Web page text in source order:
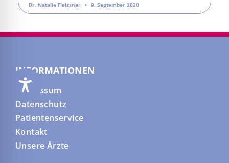
Dr. Natalie Fleissner 9. September 2020
INFORMATIONEN
Impressum
Datenschutz
Patientenservice
Kontakt
Unsere Ärzte